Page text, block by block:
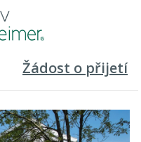
Žádost o přijetí